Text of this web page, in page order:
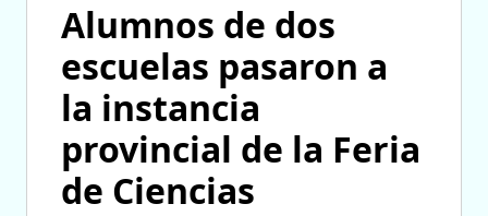
Alumnos de dos
escuelas pasaron a
la instancia
provincial de la Feria
de Ciencias